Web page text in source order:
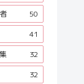
50
41
32
32